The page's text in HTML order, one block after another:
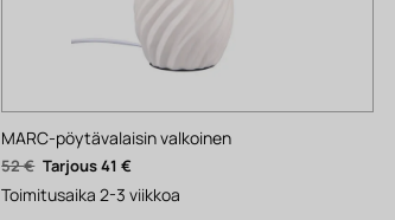
MARC-pöytävalaisin valkoinen
52€ Alkuperäinen
hinta
oli:
52 €.
41€
on:
41 €.
Toimitusaika 2-3 viikkoa